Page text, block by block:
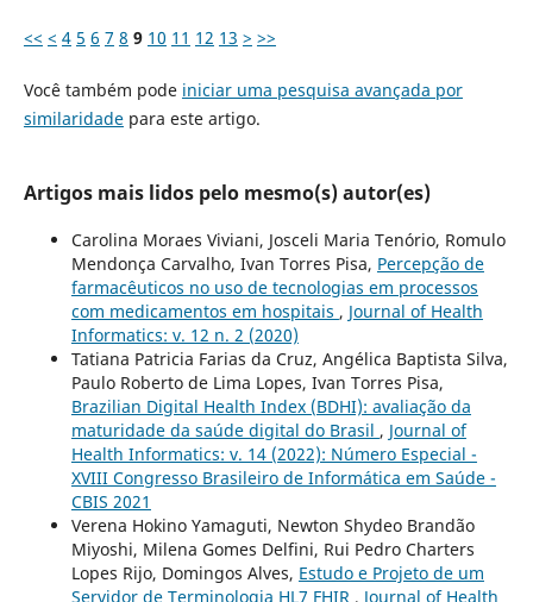
<< < 4 5 6 7 8 9 10 11 12 13 > >>
Você também pode iniciar uma pesquisa avançada por
similaridadepara este artigo.
Artigos mais lidos pelo mesmo(s) autor(es)
Carolina Moraes Viviani, Josceli Maria Tenório, Romulo
Mendonça Carvalho, Ivan Torres Pisa, Percepção de
farmacêuticos no uso de tecnologias em processos
com medicamentos em hospitais , Journal of Health
Informatics: v. 12 n. 2 (2020)
Tatiana Patricia Farias da Cruz, Angélica Baptista Silva,
Paulo Roberto de Lima Lopes, Ivan Torres Pisa,
Brazilian Digital Health Index (BDHI): avaliação da
maturidade da saúde digital do Brasil , Journal of
Health Informatics: v. 14 (2022): Número Especial -
XVIII Congresso Brasileiro de Informática em Saúde -
CBIS 2021
Verena Hokino Yamaguti, Newton Shydeo Brandão
Miyoshi, Milena Gomes Delfini, Rui Pedro Charters
Lopes Rijo, Domingos Alves, Estudo e Projeto de um
Servidor de Terminologia HL7 FHIR , Journal of Health